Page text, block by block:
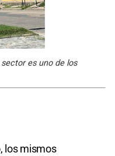
es uno de los
los mismos